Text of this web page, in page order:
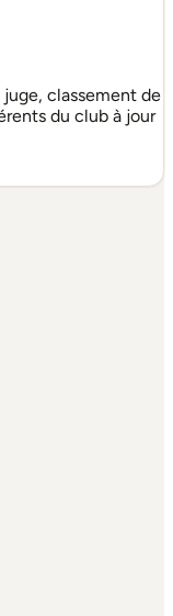
juge, classement de
du club à jour